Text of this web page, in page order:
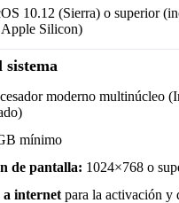
10.12 (Sierra) o superior
Silicon)
sistema
moderno multinúcleo
mínimo
de pantalla: 1024×768 o
a internet para la activación y